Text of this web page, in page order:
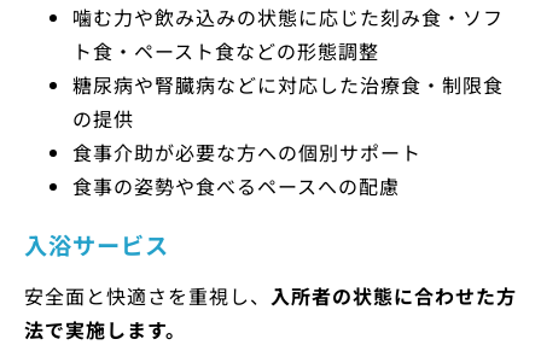
噛む力や飲み込みの状態に応じた刻み食・ソフ
ト食・ペースト食などの形態調整
糖尿病や腎臓病などに対応した治療食・制限食
の提供
食事介助が必要な方への個別サポート
食事の姿勢や食べるペースへの配慮
入浴サービス
安全面と快適さを重視し、 入所者の状態に合わせた方
法で実施します。